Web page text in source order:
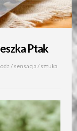
Ptak
/sensacja /sztuka